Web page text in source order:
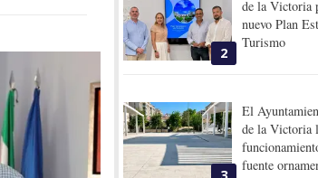
2
de la Victoria
nuevo Plan
Turismo
El
de la Victoria
fuente